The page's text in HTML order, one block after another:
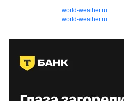
world-weather.ru
world-weather.ru